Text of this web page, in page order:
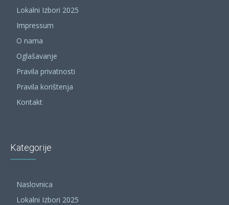
Lokalni Izbori 2025
Impressum
O nama
Oglašavanje
Pravila privatnosti
Pravila korištenja
Kontakt
Kategorije
Naslovnica
Lokalni Izbori 2025